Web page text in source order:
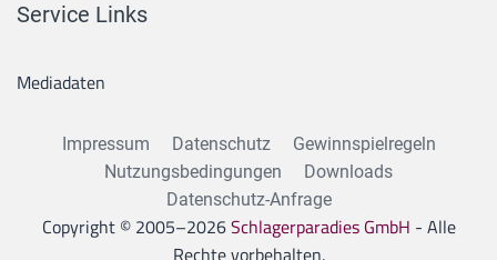
Service Links
Mediadaten
Impressum Datenschutz
Gewinnspielregeln
Nutzungsbedingungen
Downloads
Datenschutz-Anfrage
Copyright © 2005–2026Schlagerparadies GmbH - Alle
Rechte vorbehalten.